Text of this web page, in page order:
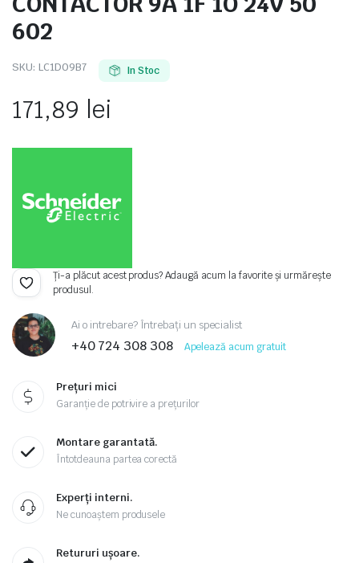
602
SKU: LC1D09B7 In Stoc
171,89 lei
Ți-a plăcut acest produs? Adaugă acum la favorite și urmărește
produsul.
Ai o intrebare? Întrebați un specialist
+40 724 308 308 Apelează acum gratuit
Prețuri mici
Garanție de potrivire a prețurilor
Montare garantată.
Întotdeauna partea corectă
Experți interni.
Ne cunoaștem produsele
Retururi ușoare.